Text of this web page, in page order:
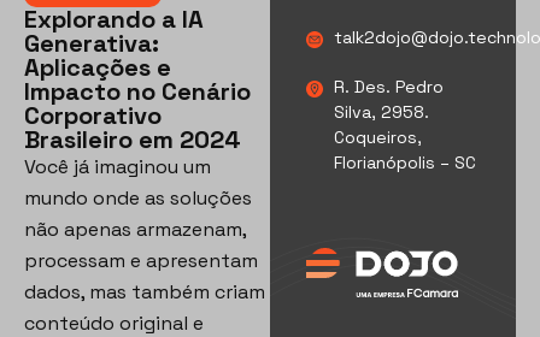
Explorando a IA
Generativa:
Aplicações e
Impacto no Cenário
Corporativo
Brasileiro em 2024
Você já imaginou um
mundo onde as soluções
não apenas armazenam,
processam e apresentam
dados, mas também criam
conteúdo original e
R. Des. Pedro
Silva, 2958.
Coqueiros,
Florianópolis – SC